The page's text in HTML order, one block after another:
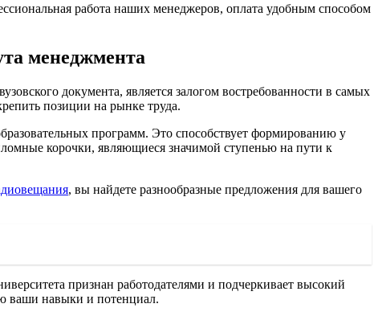
работа наших менеджеров, оплата удобным способом
менеджмента
документа, является залогом востребованности в самых
позиции на рынке труда.
программ. Это способствует формированию у
корочки, являющиеся значимой ступенью на пути к
, вы найдете разнообразные предложения для вашего
признан работодателями и подчеркивает высокий
ваши навыки и потенциал.